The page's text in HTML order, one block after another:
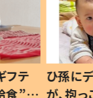
フテ
食”を
ひ孫に
が、抱